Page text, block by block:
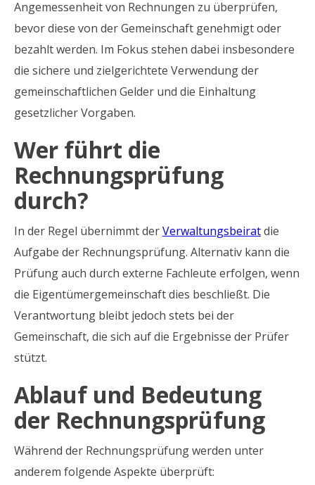
Angemessenheit von Rechnungen zu überprüfen,
bevor diese von der Gemeinschaft genehmigt oder
bezahlt werden. Im Fokus stehen dabei insbesondere
die sichere und zielgerichtete Verwendung der
gemeinschaftlichen Gelder und die Einhaltung
gesetzlicher Vorgaben.
Wer führt die
Rechnungsprüfung
durch?
In der Regel übernimmt derVerwaltungsbeiratdie
Aufgabe der Rechnungsprüfung. Alternativ kann die
Prüfung auch durch externe Fachleute erfolgen, wenn
die Eigentümergemeinschaft dies beschließt. Die
Verantwortung bleibt jedoch stets bei der
Gemeinschaft, die sich auf die Ergebnisse der Prüfer
stützt.
Ablauf und Bedeutung
der Rechnungsprüfung
Während der Rechnungsprüfung werden unter
anderem folgende Aspekte überprüft: